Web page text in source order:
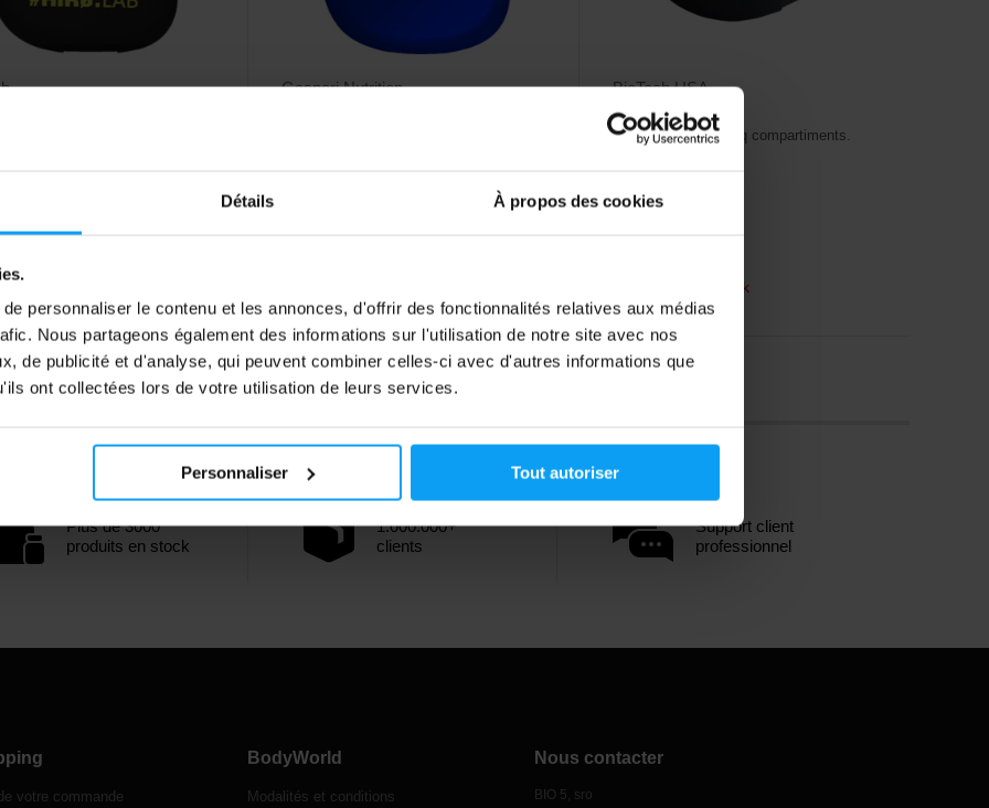
Détails À propos des cookies
personnaliser le contenu et les annonces, d'offrir des fonctionnalités relatives aux médias
Nous partageons également des informations sur l'utilisation de notre site avec nos
de publicité et d'analyse, qui peuvent combiner celles-ci avec d'autres informations que
ont collectées lors de votre utilisation de leurs services.
Personnaliser Tout autoriser
€
Gaspari Nutrition
1,79€
BioTech USA
Pill Box
Boîte à pilules à cinq compartiments.
2,90€
En rupture de stock
Plus de 3000
produits en stock
1.000.000+
clients
Support client
professionnel
votre commande
BodyWorld
Modalités et conditions
Nous contacter
BIO 5, sro